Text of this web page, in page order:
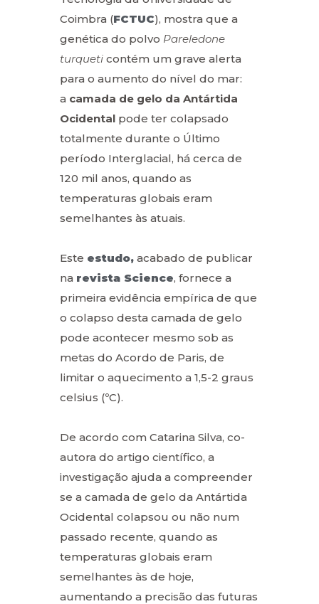
Coimbra (FCTUC), mostra que a
genética do polvo Pareledone
turqueti contém um grave alerta
para o aumento do nível do mar:
a camada de gelo da Antártida
Ocidental pode ter colapsado
totalmente durante o Último
período Interglacial, há cerca de
120 mil anos, quando as
temperaturas globais eram
semelhantes às atuais.
Este estudo, acabado de publicar
na revista Science, fornece a
primeira evidência empírica de que
o colapso desta camada de gelo
pode acontecer mesmo sob as
metas do Acordo de Paris, de
limitar o aquecimento a 1,5-2 graus
celsius (ºC).
De acordo com Catarina Silva, co-
autora do artigo científico, a
investigação ajuda a compreender
se a camada de gelo da Antártida
Ocidental colapsou ou não num
passado recente, quando as
temperaturas globais eram
semelhantes às de hoje,
aumentando a precisão das futuras